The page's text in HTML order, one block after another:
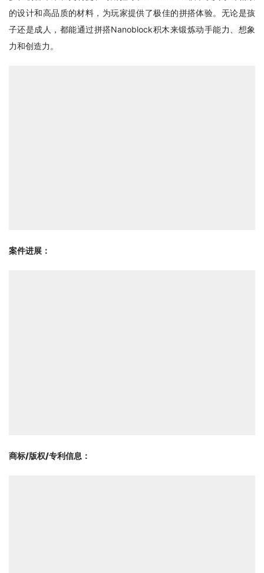
的设计和高品质的材料，为玩家提供了极佳的拼搭体验。无论是孩
子还是成人，都能通过拼搭Nanoblock积木来锻炼动手能力、想象
力和创造力。
案件进展：
商标/版权/专利信息 ：